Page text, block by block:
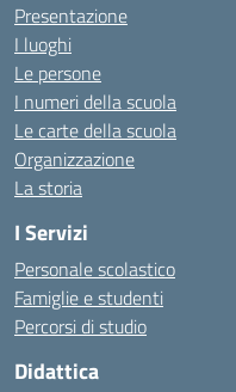
Presentazione
I luoghi
Le persone
I numeri della scuola
Le carte della scuola
Organizzazione
La storia
I Servizi
Personale scolastico
Famiglie e studenti
Percorsi di studio
Didattica